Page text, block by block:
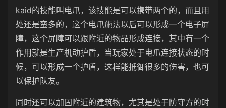
kaid的技能叫电爪，该技能是可以携带两个的，而且用
处还是蛮多的，这个电爪施法以后可以形成一个电子屏
障，这个屏障可以跟附近的物品形成连接，其中有一个
作用就是生产机动护盾，当玩家处于电爪连接状态的时
候，可以形成一个护盾，这样能抵御很多的伤害，也可
以保护队友。
同时还可以加固附近的建筑物，尤其是处于防守方的时